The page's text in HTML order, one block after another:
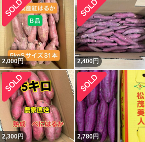
2,000円 2,400円
2,300円 2,780円